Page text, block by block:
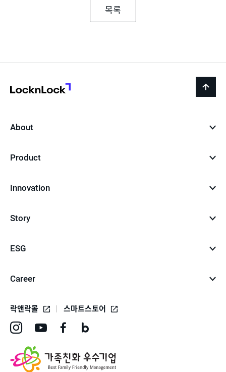
목록
back
About
Product
Innovation
Story
ESG
Career
락앤락몰 스마트스토어
스
타
브
스
버